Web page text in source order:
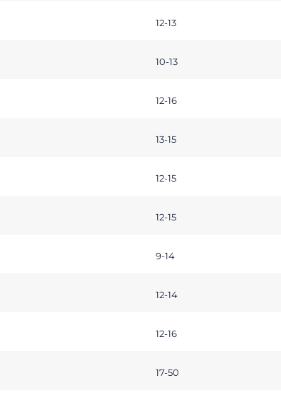
12-13
10-13
12-16
13-15
12-15
12-15
9-14
12-14
12-16
17-50